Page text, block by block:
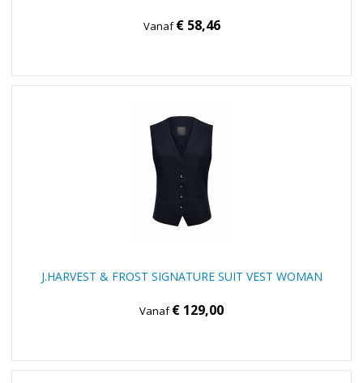
Vanaf€ 58,46
J.HARVEST & FROST SIGNATURE SUIT VEST WOMAN
Vanaf€ 129,00